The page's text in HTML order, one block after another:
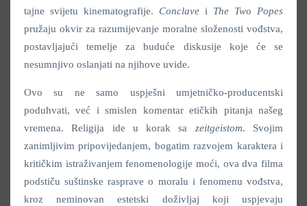
tajne svijetu kinematografije. Conclave i The Two Popes
pružaju okvir za razumijevanje moralne složenosti vođstva,
postavljajući temelje za buduće diskusije koje će se
nesumnjivo oslanjati na njihove uvide.
Ovo su ne samo uspješni umjetničko-producentski
poduhvati, već i smislen komentar etičkih pitanja našeg
vremena. Religija ide u korak sa zeitgeistom. Svojim
zanimljivim pripovijedanjem, bogatim razvojem karaktera i
kritičkim istraživanjem fenomenologije moći, ova dva filma
podstiču suštinske rasprave o moralu i fenomenu vođstva,
kroz neminovan estetski doživljaj koji uspjevaju